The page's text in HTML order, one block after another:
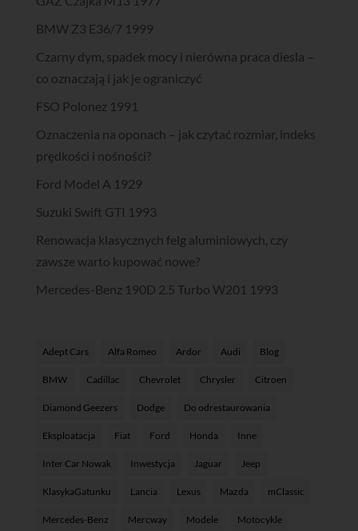
BMW Z3 E36/7 1999
Czarny dym, spadek mocy i nierówna praca diesla –
co oznaczają i jak je ograniczyć
FSO Polonez 1991
Oznaczenia na oponach – jak czytać rozmiar, indeks
prędkości i nośności?
Ford Model A 1929
Suzuki Swift GTI 1993
Renowacja klasycznych felg aluminiowych, czy
zawsze warto kupować nowe?
Mercedes-Benz 190D 2.5 Turbo W201 1993
Adept Cars Alfa Romeo Ardor Audi Blog
BMW Cadillac Chevrolet Chrysler Citroen
Diamond Geezers Dodge Do odrestaurowania
Eksploatacja Fiat Ford Honda Inne
Inter Car Nowak Inwestycja Jaguar Jeep
KlasykaGatunku Lancia Lexus Mazda mClassic
Mercedes-Benz Mercway Modele Motocykle